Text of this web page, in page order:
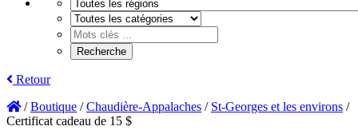
Retour
/Boutique /Chaudière-Appalaches / St-Georges et les environs /
Certificat cadeau de 15 $